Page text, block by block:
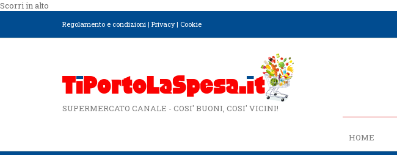
Scorri in alto
Regolamento e condizioni | Privacy| Cookie
SUPERMERCATO CANALE - COSI' BUONI, COSI' VICINI!
HOME